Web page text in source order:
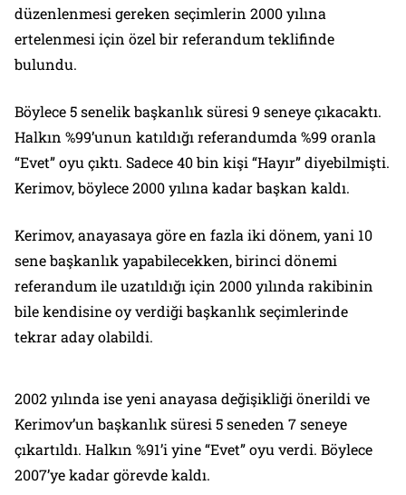
düzenlenmesi gereken seçimlerin 2000 yılına
ertelenmesi için özel bir referandum teklifinde
bulundu.
Böylece 5 senelik başkanlık süresi 9 seneye çıkacaktı.
Halkın %99’unun katıldığı referandumda %99 oranla
“Evet” oyu çıktı. Sadece 40 bin kişi “Hayır” diyebilmişti.
Kerimov, böylece 2000 yılına kadar başkan kaldı.
Kerimov, anayasaya göre en fazla iki dönem, yani 10
sene başkanlık yapabilecekken, birinci dönemi
referandum ile uzatıldığı için 2000 yılında rakibinin
bile kendisine oy verdiği başkanlık seçimlerinde
tekrar aday olabildi.
2002 yılında ise yeni anayasa değişikliği önerildi ve
Kerimov’un başkanlık süresi 5 seneden 7 seneye
çıkartıldı. Halkın %91’i yine “Evet” oyu verdi. Böylece
2007’ye kadar görevde kaldı.